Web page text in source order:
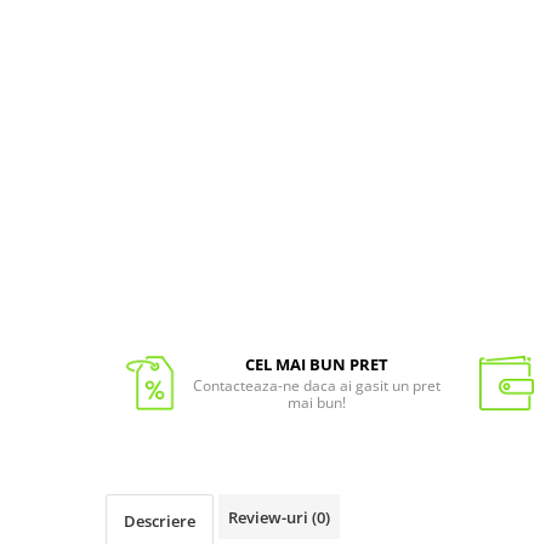
CEL MAI BUN PRET
Contacteaza-ne daca ai gasit un pret
mai bun!
Descriere Review-uri (0)